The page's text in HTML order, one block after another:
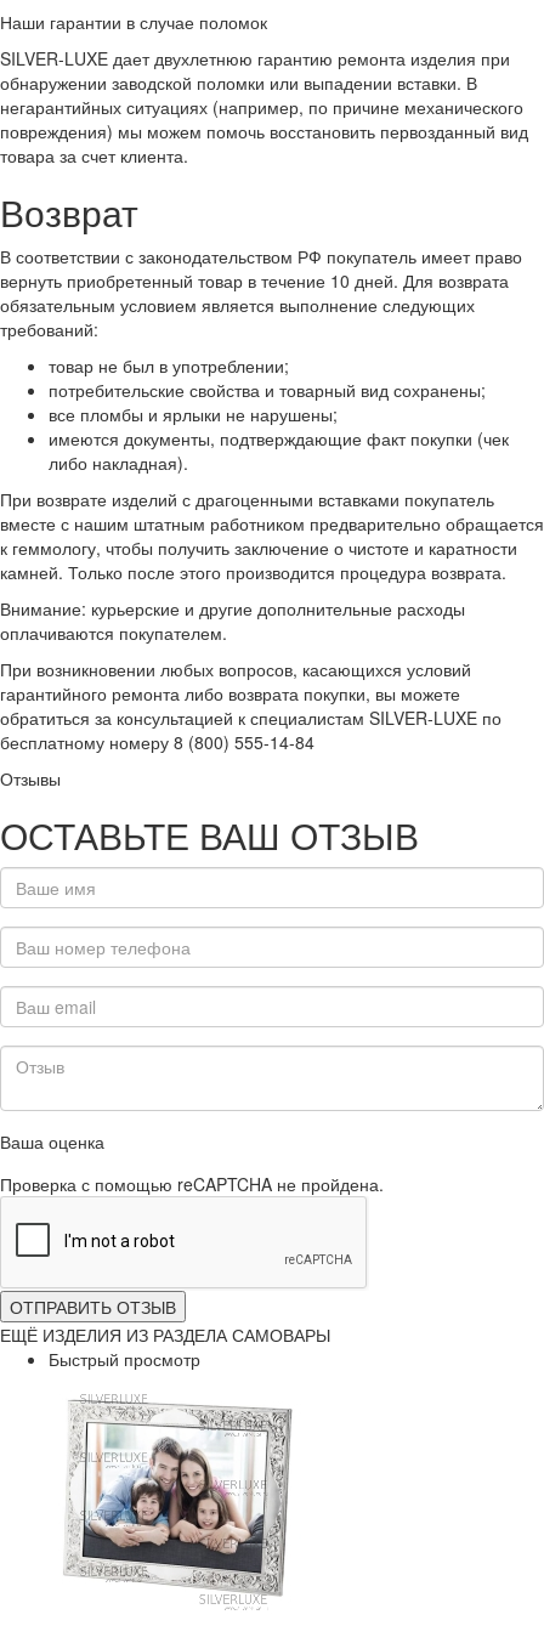
Наши гарантии в случае поломок
SILVER-LUXE дает двухлетнюю гарантию ремонта изделия при
обнаружении заводской поломки или выпадении вставки. В
негарантийных ситуациях (например, по причине механического
повреждения) мы можем помочь восстановить первозданный вид
товара за счет клиента.
Возврат
В соответствии с законодательством РФ покупатель имеет право
вернуть приобретенный товар в течение 10 дней. Для возврата
обязательным условием является выполнение следующих
требований:
товар не был в употреблении;
потребительские свойства и товарный вид сохранены;
все пломбы и ярлыки не нарушены;
имеются документы, подтверждающие факт покупки (чек
либо накладная).
При возврате изделий с драгоценными вставками покупатель
вместе с нашим штатным работником предварительно обращается
к геммологу, чтобы получить заключение о чистоте и каратности
камней. Только после этого производится процедура возврата.
Внимание: курьерские и другие дополнительные расходы
оплачиваются покупателем.
При возникновении любых вопросов, касающихся условий
гарантийного ремонта либо возврата покупки, вы можете
обратиться за консультацией к специалистам SILVER-LUXE по
бесплатному номеру 8 (800) 555-14-84
Отзывы
ОСТАВЬТЕ ВАШ ОТЗЫВ
Ваша оценка
Проверка с помощью reCAPTCHA не пройдена.
ОТПРАВИТЬ ОТЗЫВ
ЕЩЁ ИЗДЕЛИЯ ИЗ РАЗДЕЛА САМОВАРЫ
Быстрый просмотр